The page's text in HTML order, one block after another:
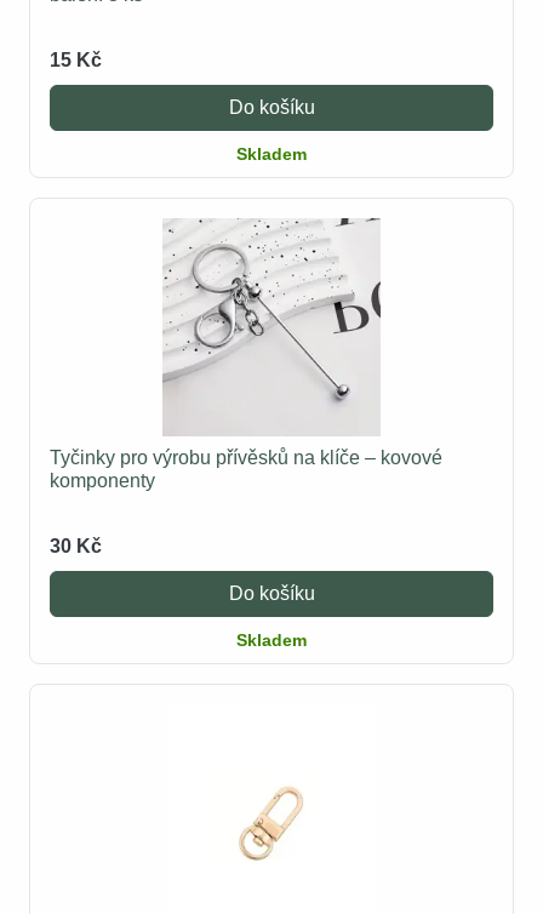
15 Kč
Do košíku
Skladem
Tyčinky pro výrobu přívěsků na klíče – kovové
komponenty
30 Kč
Do košíku
Skladem